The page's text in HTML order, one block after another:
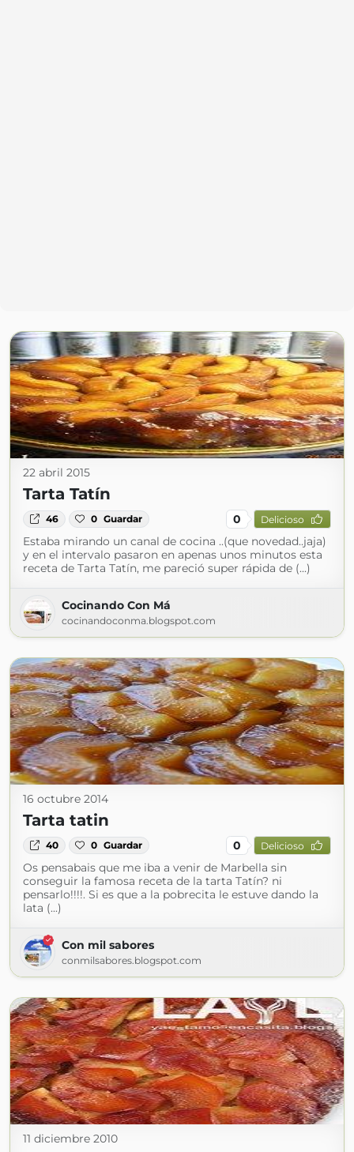
22 abril 2015
Tarta Tatín
46 0 Guardar 0 Delicioso
Estaba mirando un canal de cocina ..(que novedad..jaja)
y en el intervalo pasaron en apenas unos minutos esta
receta de Tarta Tatín, me pareció super rápida de (...)
Cocinando Con Má
cocinandoconma.blogspot.com
16 octubre 2014
Tarta tatin
40 0 Guardar 0 Delicioso
Os pensabais que me iba a venir de Marbella sin
conseguir la famosa receta de la tarta Tatín? ni
pensarlo!!!!. Si es que a la pobrecita le estuve dando la
lata (...)
Con mil sabores
conmilsabores.blogspot.com
11 diciembre 2010